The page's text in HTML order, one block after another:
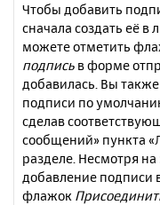
Чтобы добавить
сначала создать её в
можете отметить
подпись в форме
добавилась. Вы
подписи по
сделав
сообщений» пункта
разделе. Несмотря
добавление подписи
флажок